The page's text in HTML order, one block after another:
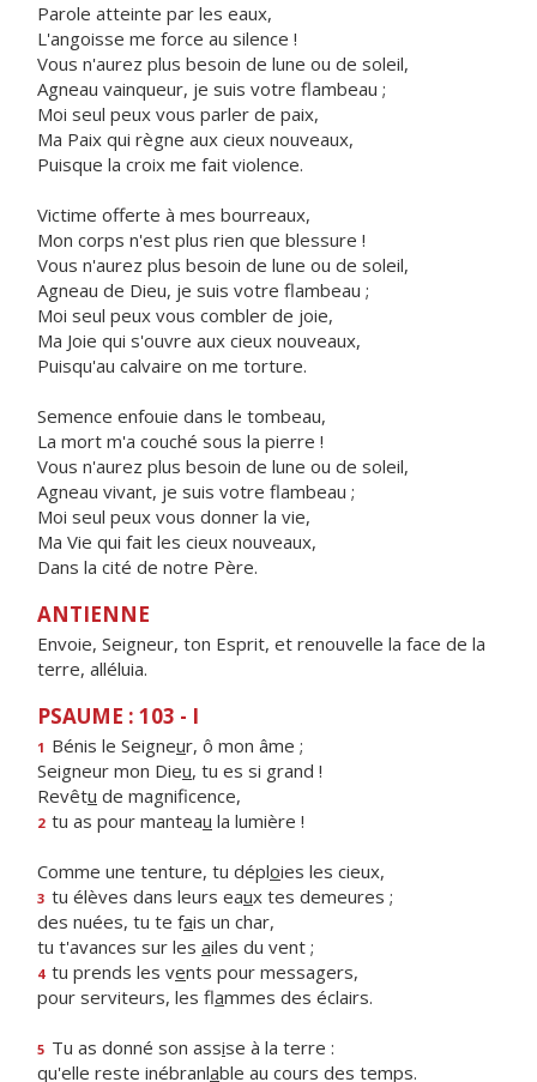
Parole atteinte par les eaux,
L'angoisse me force au silence !
Vous n'aurez plus besoin de lune ou de soleil,
Agneau vainqueur, je suis votre flambeau ;
Moi seul peux vous parler de paix,
Ma Paix qui règne aux cieux nouveaux,
Puisque la croix me fait violence.
Victime offerte à mes bourreaux,
Mon corps n'est plus rien que blessure !
Vous n'aurez plus besoin de lune ou de soleil,
Agneau de Dieu, je suis votre flambeau ;
Moi seul peux vous combler de joie,
Ma Joie qui s'ouvre aux cieux nouveaux,
Puisqu'au calvaire on me torture.
Semence enfouie dans le tombeau,
La mort m'a couché sous la pierre !
Vous n'aurez plus besoin de lune ou de soleil,
Agneau vivant, je suis votre flambeau ;
Moi seul peux vous donner la vie,
Ma Vie qui fait les cieux nouveaux,
Dans la cité de notre Père.
ANTIENNE
Envoie, Seigneur, ton Esprit, et renouvelle la face de la
terre, alléluia.
PSAUME : 103 - I
1 Bénis le Seigneur, ô mon âme ;
Seigneur mon Dieu, tu es si grand !
Revêtu de magnificence,
2 tu as pour manteau la lumière !
Comme une tenture, tu déploies les cieux,
3 tu élèves dans leurs eaux tes demeures ;
des nuées, tu te fais un char,
tu t'avances sur les ailes du vent ;
4 tu prends les vents pour messagers,
pour serviteurs, les flammes des éclairs.
5 Tu as donné son assise à la terre :
qu'elle reste inébranlable au cours des temps.